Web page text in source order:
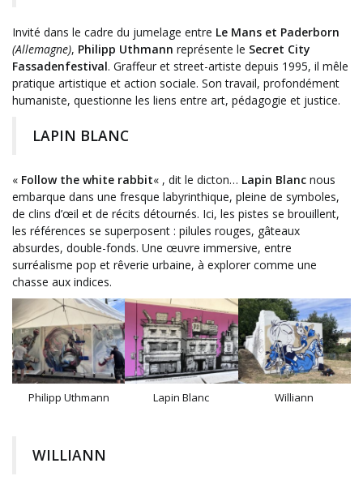
Invité dans le cadre du jumelage entre Le Mans et Paderborn
(Allemagne), Philipp Uthmann représente le Secret City
Fassadenfestival. Graffeur et street-artiste depuis 1995, il mêle
pratique artistique et action sociale. Son travail, profondément
humaniste, questionne les liens entre art, pédagogie et justice.
LAPIN BLANC
« Follow the white rabbit« , dit le dicton… Lapin Blanc nous
embarque dans une fresque labyrinthique, pleine de symboles,
de clins d’œil et de récits détournés. Ici, les pistes se brouillent,
les références se superposent : pilules rouges, gâteaux
absurdes, double-fonds. Une œuvre immersive, entre
surréalisme pop et rêverie urbaine, à explorer comme une
chasse aux indices.
Philipp Uthmann Lapin Blanc Williann
WILLIANN